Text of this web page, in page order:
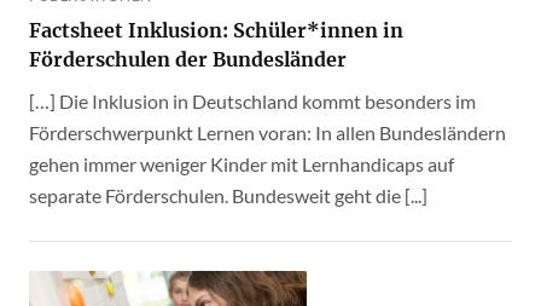
Factsheet Inklusion: Schüler*innen in
Förderschulen der Bundesländer
[…] Die Inklusion in Deutschland kommt besonders im
Förderschwerpunkt Lernen voran: In allen Bundesländern
gehen immer weniger Kinder mit Lernhandicaps auf
separate Förderschulen. Bundesweit geht die [...]